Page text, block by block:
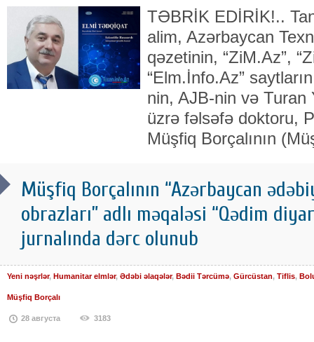
TƏBRİK EDİRİK!..
alim, Azərbaycan
qəzetinin, “ZiM.Az”,
“Elm.İnfo.Az”
nin, AJB-nin və
üzrə fəlsəfə doktoru,
Müşfiq Borçalının
Müşfiq Borçalının “Azərbaycan
obrazları” adlı məqaləsi “Qədim
jurnalında dərc olunub
Yeni nəşrlər, Humanitar elmlər, Ədəbi əlaqələr, Bədii Tərcümə, Gürcüstan, Tiflis,
Müşfiq Borçalı
28 августа 3183